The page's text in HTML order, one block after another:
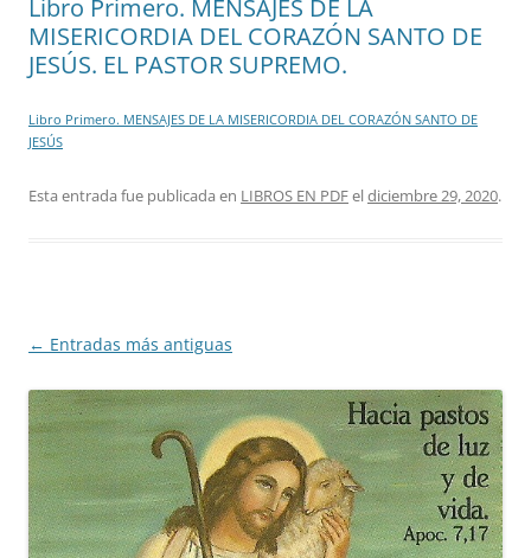
Libro Primero. MENSAJES DE LA
MISERICORDIA DEL CORAZÓN SANTO DE
JESÚS. EL PASTOR SUPREMO.
Libro Primero. MENSAJES DE LA MISERICORDIA DEL CORAZÓN SANTO DE
JESÚS
Esta entrada fue publicada en LIBROS EN PDFeldiciembre 29, 2020.
Navegación
entradas
← Entradas más antiguas